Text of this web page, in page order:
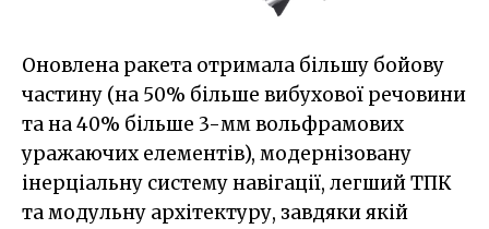
Оновлена ракета отримала більшу бойову
частину (на 50% більше вибухової речовини
та на 40% більше 3-мм вольфрамових
уражаючих елементів), модернізовану
інерціальну систему навігації, легший ТПК
та модульну архітектуру, завдяки якій